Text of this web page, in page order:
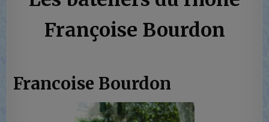
Françoise Bourdon
Francoise Bourdon